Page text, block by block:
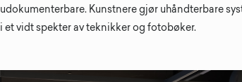
udokumenterbare. Kunstnere gjør uhåndterbare
i et vidt spekter av teknikker og fotobøker.